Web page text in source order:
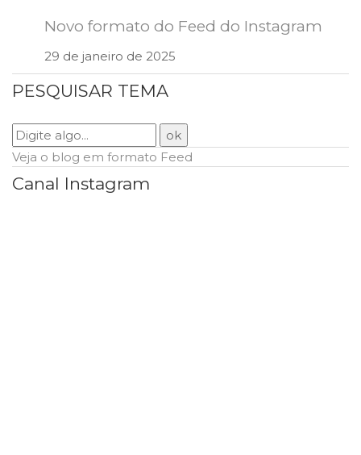
Novo formato do Feed do Instagram
29 de janeiro de 2025
PESQUISAR TEMA
Veja o blog em formato Feed
Canal Instagram